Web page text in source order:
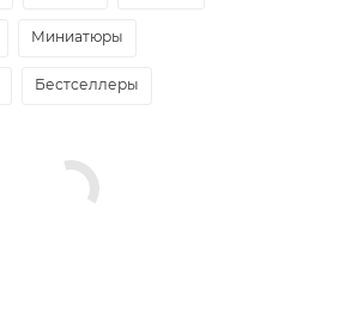
Миниатюры
Бестселлеры